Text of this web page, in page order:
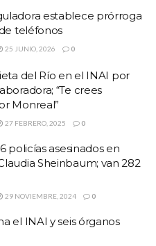
prórroga para
el INAI por ofender a
respaldada por
en gobierno
282 en 2024
Un juez ordenó la
Yépez,
revela la titular
establece prórroga
teléfonos
25 JUNIO, 2026 0
del Río en el INAI por
“Te crees
Monreal”
27 FEBRERO, 2025 0
policías asesinados en
Sheinbaum; van 282
29 NOVIEMBRE, 2024 0
el INAI y seis órganos